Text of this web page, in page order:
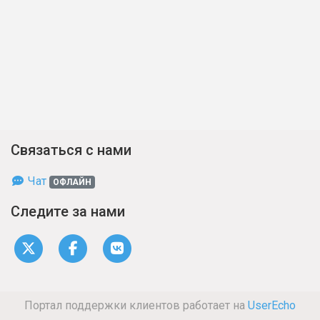
Связаться с нами
Чат ОФЛАЙН
Следите за нами
Портал поддержки клиентов работает на UserEcho